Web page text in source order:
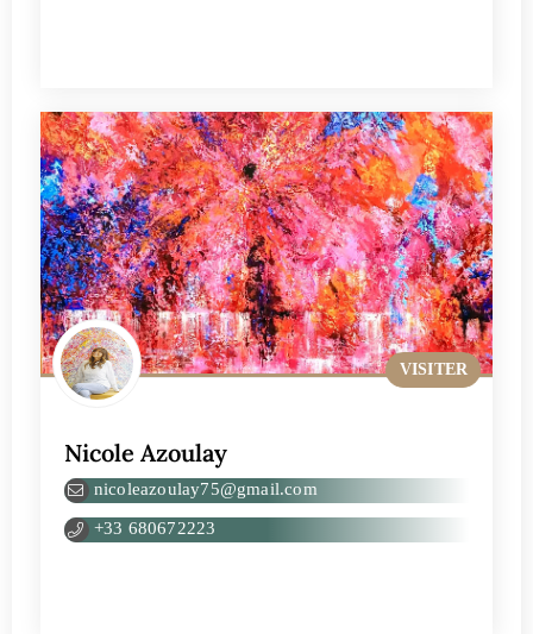
Nicole Azoulay
nicoleazoulay75@gmail.com
+33 680672223
VISITER